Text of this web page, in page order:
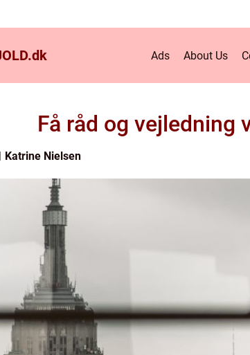
dk Ads About Us
Få råd og vejledning
Katrine Nielsen